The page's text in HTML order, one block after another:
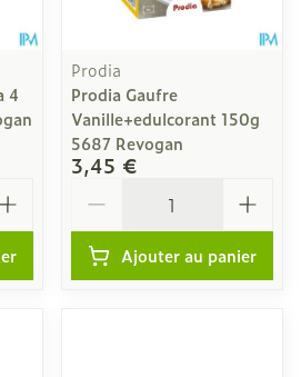
4
Prodia
Prodia Gaufre
Vanille+edulcorant 150g
5687 Revogan
3,45 €
Ajouter au panier